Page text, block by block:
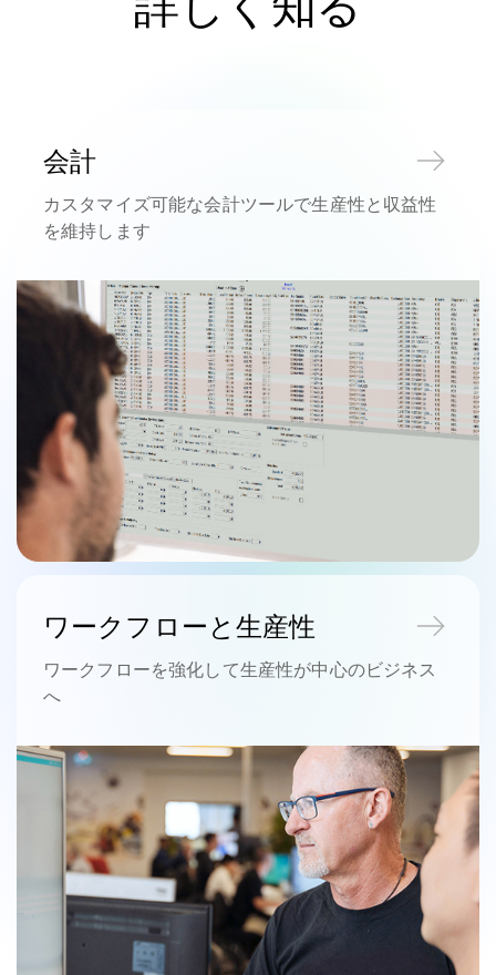
会計
カスタマイズ可能な会計ツールで生産性と収益性
を維持します
ワークフローと生産性
ワークフローを強化して生産性が中心のビジネス
へ